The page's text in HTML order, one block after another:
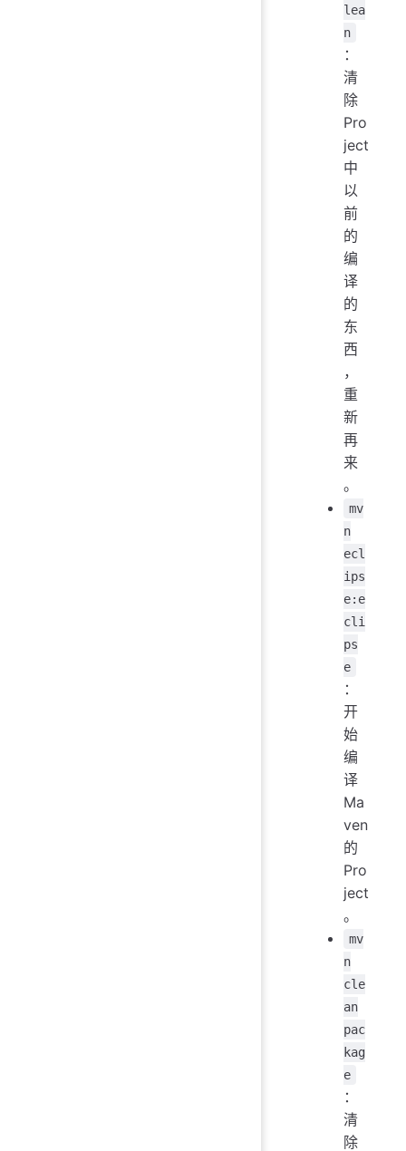
lea
n
：
清
除
Pro
ject
中
以
前
的
编
译
的
东
西
，
重
新
再
来
。
mv
n
ecl
ips
e:e
cli
ps
e
：
开
始
编
译
Ma
ven
的
Pro
ject
。
mv
n
cle
an
pac
kag
e
：
清
除